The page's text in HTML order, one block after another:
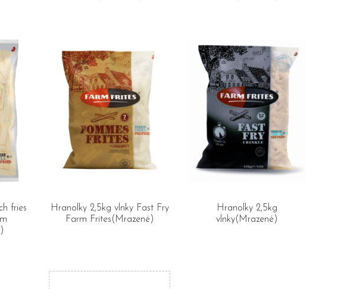
fries
Hranolky 2,5kg vlnky Fast Fry
Farm Frites(Mrazené)
Hranolky 2,5kg
vlnky(Mrazené)